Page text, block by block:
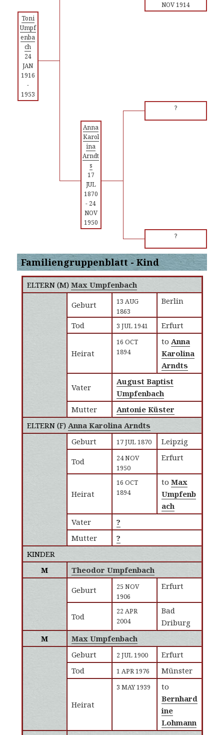
NOV 1914
Toni
Umpf
enba
ch
24
JAN
1916
-
1953
?
Anna
Karol
ina
Arndt
s
17
JUL
1870
- 24
NOV
1950
?
Familiengruppenblatt - Kind
ELTERN (M) Max Umpfenbach
Geburt
13 AUG
1863
Berlin
Tod 3 JUL 1941 Erfurt
Heirat
16 OCT
1894
to Anna
Karolina
Arndts
Vater
August Baptist
Umpfenbach
Mutter
Antonie Küster
ELTERN (F) Anna Karolina Arndts
Geburt
17 JUL 1870
Leipzig
Tod
24 NOV
1950
Erfurt
Heirat
16 OCT
1894
to Max
Umpfenb
ach
Vater
?
Mutter
?
KINDER
M
Theodor Umpfenbach
Geburt
25 NOV
1906
Erfurt
Tod
22 APR
2004
Bad
Driburg
M
Max Umpfenbach
Geburt
2 JUL 1900
Erfurt
Tod
1 APR 1976 Münster
Heirat
3 MAY 1939
to
Bernhard
ine
Lohmann